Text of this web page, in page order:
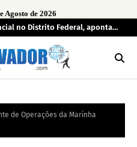
Agosto de 2026
no Distrito Federal, aponta
em segundo
de Operações da Marinha